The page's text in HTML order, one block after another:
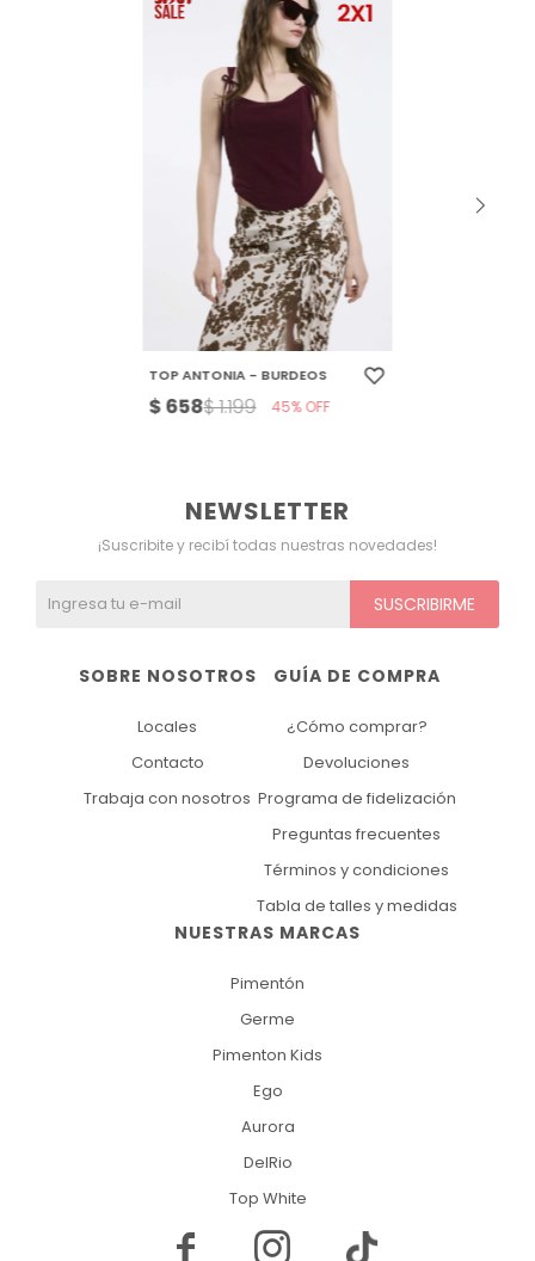
TOP ANTONIA - BURDEOS
$658$1.199 45
NUESTRAS MARCAS
Pimentón
Germe
Pimenton Kids
Ego
Aurora
DelRio
Top White
GUÍA DE COMPRA
¿Cómo comprar?
Devoluciones
Programa de fidelización
Preguntas frecuentes
Términos y condiciones
Tabla de talles y medidas
SOBRE NOSOTROS
Locales
Contacto
Trabaja con nosotros
NEWSLETTER
¡Suscribite y recibí todas nuestras novedades!
SUSCRIBIRME
 